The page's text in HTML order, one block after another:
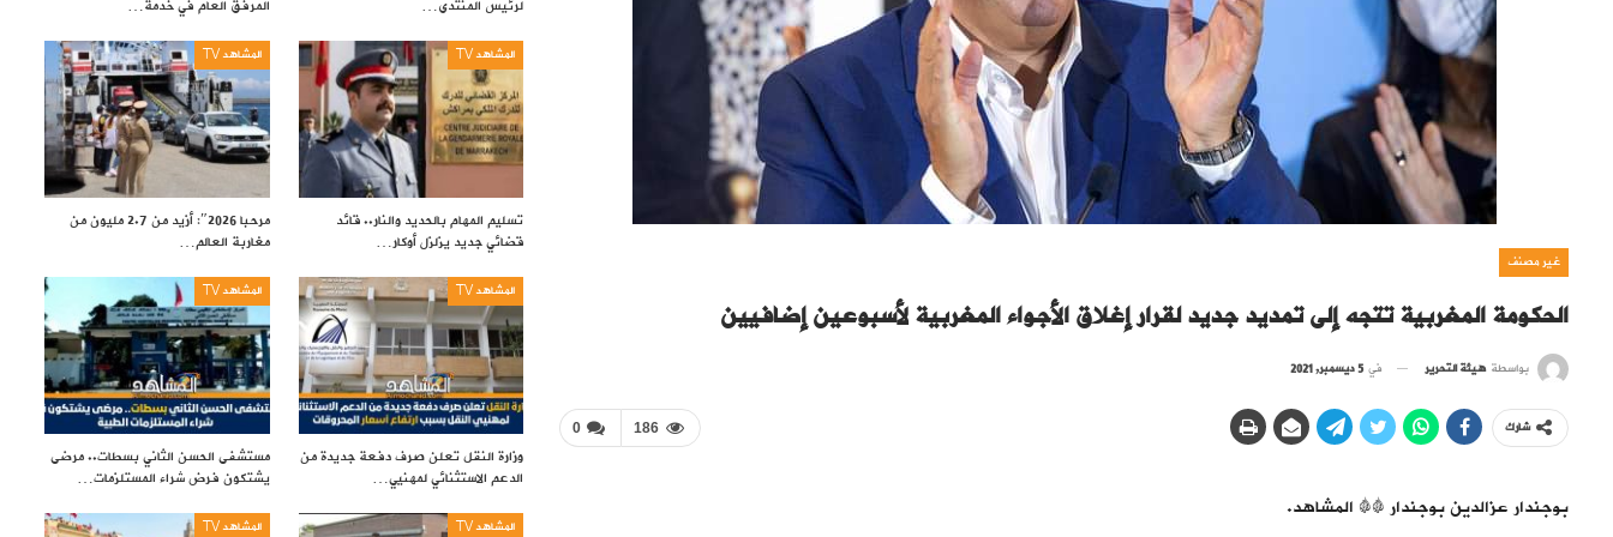
غير مصنف
الحكومة المغربية تتجه إلى تمديد جديد لقرار إغلاق الأجواء المغربية لأسبوعين إضافيين
بواسطة هيئة التحرير في 5 ديسمبر, 2021
0 186 شارك
بوجندار عزالدين بوجندار ## المشاهد.
لرئيس المنتدى… المرفق العام في خدمة…
المشاهد TV
تسليم المهام بالحديد والنار.. قائد
قضائي جديد يزلزل أوكار…
المشاهد TV
مرحبا 2026″: أزيد من 2.7 مليون من
مغاربة العالم…
المشاهد TV
وزارة النقل تعلن صرف دفعة جديدة من
الدعم الاستثنائي لمهنيي…
المشاهد TV
مستشفى الحسن الثاني بسطات.. مرضى
يشتكون فرض شراء المستلزمات…
المشاهد TV المشاهد TV